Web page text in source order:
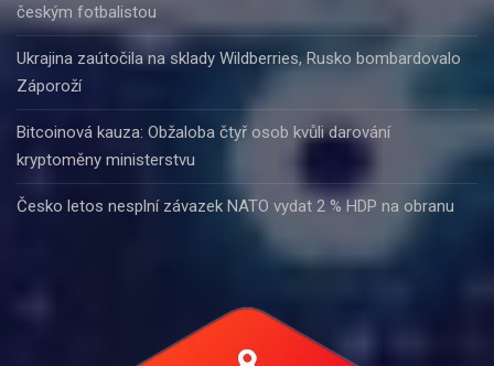
českým fotbalistou
Ukrajina zaútočila na sklady Wildberries, Rusko bombardovalo
Záporoží
Bitcoinová kauza: Obžaloba čtyř osob kvůli darování
kryptoměny ministerstvu
Česko letos nesplní závazek NATO vydat 2 % HDP na obranu